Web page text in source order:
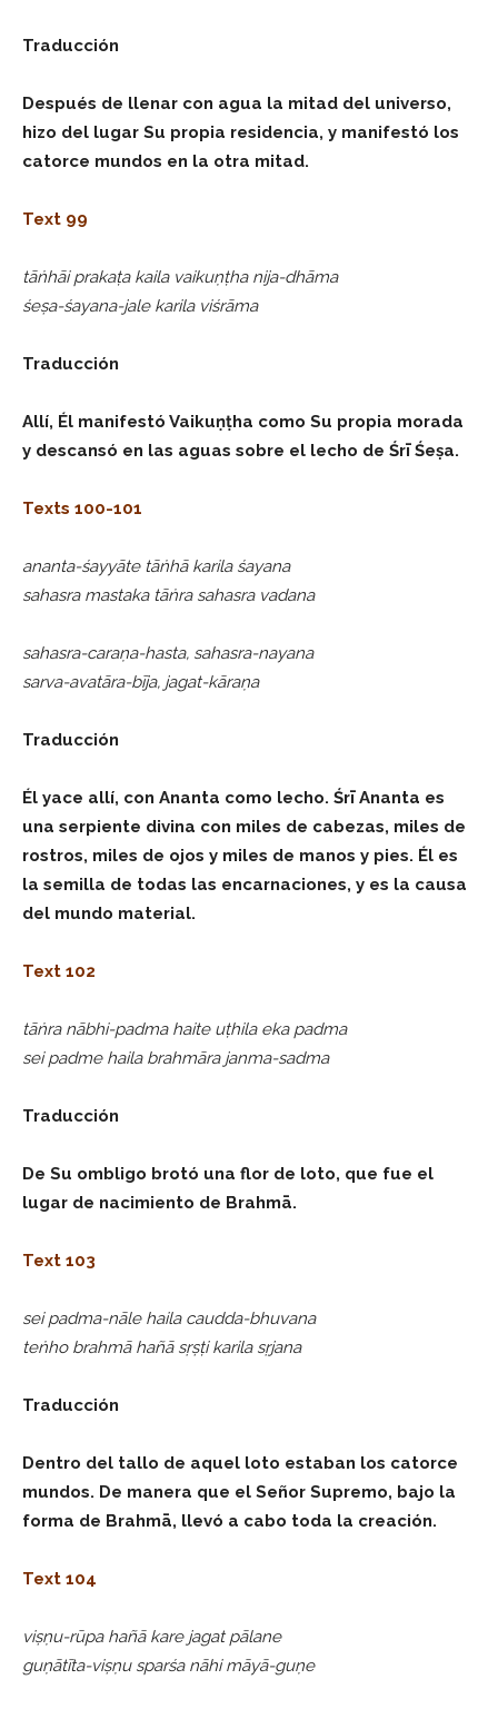
Traducción
Después de llenar con agua la mitad del universo,
hizo del lugar Su propia residencia, y manifestó los
catorce mundos en la otra mitad.
Text 99
tāṅhāi prakaṭa kaila vaikuṇṭha nija-dhāma
śeṣa-śayana-jale karila viśrāma
Traducción
Allí, Él manifestó Vaikuṇṭha como Su propia morada
y descansó en las aguas sobre el lecho de Śrī Śeṣa.
Texts 100-101
ananta-śayyāte tāṅhā karila śayana
sahasra mastaka tāṅra sahasra vadana
sahasra-caraṇa-hasta, sahasra-nayana
sarva-avatāra-bīja, jagat-kāraṇa
Traducción
Él yace allí, con Ananta como lecho. Śrī Ananta es
una serpiente divina con miles de cabezas, miles de
rostros, miles de ojos y miles de manos y pies. Él es
la semilla de todas las encarnaciones, y es la causa
del mundo material.
Text 102
tāṅra nābhi-padma haite uṭhila eka padma
sei padme haila brahmāra janma-sadma
Traducción
De Su ombligo brotó una flor de loto, que fue el
lugar de nacimiento de Brahmā.
Text 103
sei padma-nāle haila caudda-bhuvana
teṅho brahmā hañā sṛṣṭi karila sṛjana
Traducción
Dentro del tallo de aquel loto estaban los catorce
mundos. De manera que el Señor Supremo, bajo la
forma de Brahmā, llevó a cabo toda la creación.
Text 104
viṣṇu-rūpa hañā kare jagat pālane
guṇātīta-viṣṇu sparśa nāhi māyā-guṇe